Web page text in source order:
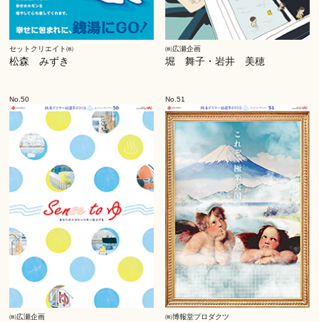
セットクリエイト㈱
松森 みずき
㈱広瀬企画
堀 舞子・岩井 美穂
No.50
㈱広瀬企画
No.51
㈱博報堂プロダクツ